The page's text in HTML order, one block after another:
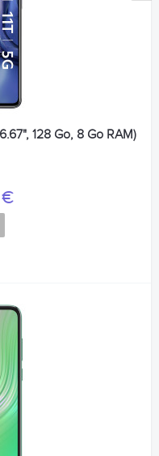
128 Go, 8 Go RAM)